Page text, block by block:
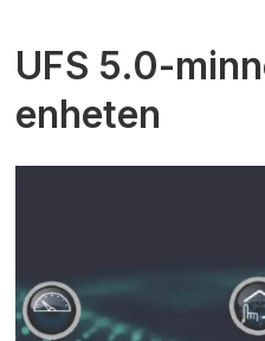
UFS 5.0-
enheten